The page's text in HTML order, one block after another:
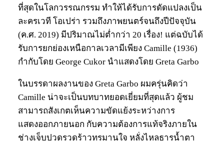
ที่สุดในโลกวรรณกรรม ทำให้ได้รับการดัดแปลงเป็น
ละครเวที โอเปร่า รวมถึงภาพยนตร์จนถึงปีปัจจุบัน
(ค.ศ. 2019) มีปริมาณไม่ต่ำกว่า 20 เรื่อง! แต่ฉบับได้
รับการยกย่องเหนือกาลเวลามีเพียง Camille (1936)
กำกับโดย George Cukor นำแสดงโดย Greta Garbo
ในบรรดาผลงานของ Greta Garbo ผมครุ่นคิดว่า
Camille น่าจะเป็นบทบาทยอดเยี่ยมที่สุดแล้ว ผู้ชม
สามารถสังเกตเห็นความขัดแย้งระหว่างการ
แสดงออกภายนอก กับความต้องการแท้จริงภายใน
ช่างเจ็บปวดรวดร้าวทรมานใจ หลั่งไหลธารน้ำตา